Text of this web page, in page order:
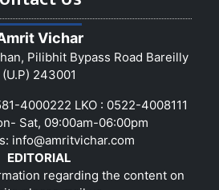
Vichar
Pilibhit Bypass Road Bareilly
(U.P) 243001
4000222 LKO : 0522-4008111
Sat, 09:00am-06:00pm
info@amritvichar.com
EDITORIAL
regarding the content on